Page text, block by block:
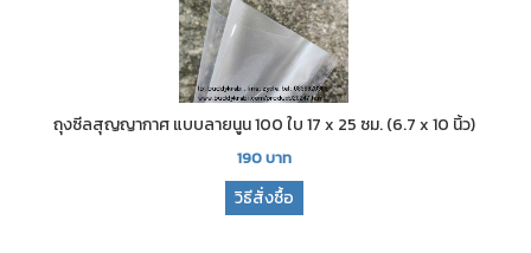
ถุงซีลสุญญากาศ แบบลายนูน 100 ใบ 17 x 25 ซม. (6.7 x 10 นิ้ว)
190บาท
วิธีสั่งซื้อ